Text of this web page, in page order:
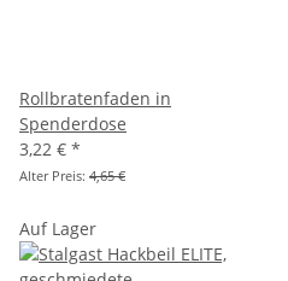
Rollbratenfaden in
Spenderdose
3,22 € *
Alter Preis: 4,65 €
Auf Lager